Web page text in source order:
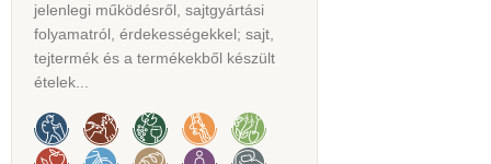
jelenlegi működésről, sajtgyártási
folyamatról, érdekességekkel; sajt,
tejtermék és a termékekből készült
ételek...